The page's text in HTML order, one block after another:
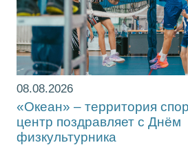
08.08.2026
«Океан» – территория
центр поздравляет с Днём
физкультурника